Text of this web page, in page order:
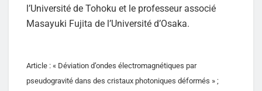
l’Université de Tohoku et le professeur associé
Masayuki Fujita de l’Université d’Osaka.
Article : « Déviation d’ondes électromagnétiques par
pseudogravité dans des cristaux photoniques déformés » ;